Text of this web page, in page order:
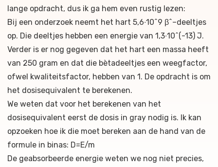
lange opdracht, dus ik ga hem even rustig lezen:
Bij een onderzoek neemt het hart 5,6∙10^9 β^–deeltjes
op. Die deeltjes hebben een energie van 1,3∙10^(-13) J.
Verder is er nog gegeven dat het hart een massa heeft
van 250 gram en dat die bètadeeltjes een weegfactor,
ofwel kwaliteitsfactor, hebben van 1. De opdracht is om
het dosisequivalent te berekenen.
We weten dat voor het berekenen van het
dosisequivalent eerst de dosis in gray nodig is. Ik kan
opzoeken hoe ik die moet bereken aan de hand van de
formule in binas: D=E/m
De geabsorbeerde energie weten we nog niet precies,